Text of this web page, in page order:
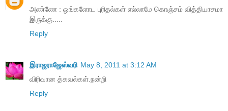
அண்ணே : ஒங்களோட புரிதல்கள் எல்லாமே கொஞ்சம் வித்தியாசமா
இருக்கு.....
Reply
இராஜராஜேஸ்வரி May 8, 2011 at 3:12 AM
விரிவான த்கவல்கள்.நன்றி
Reply